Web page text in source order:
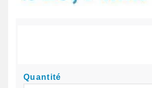
Quantité